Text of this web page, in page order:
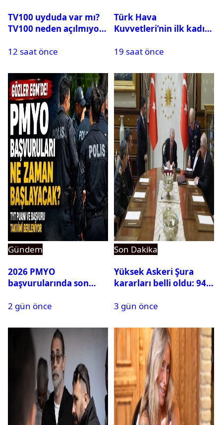
TV100 uyduda var mı?
TV100 neden açılmıyor?
12 saat önce
Türk Hava
Kuvvetleri’nin ilk kadın
Karapınar hakkında
ortaya çıktı
19 saat önce
Gündem
2026 PMYO
başvurularında son
2 gün önce
Son Dakika
Yüksek Askeri Şura
kararları belli oldu: 94
3 gün önce